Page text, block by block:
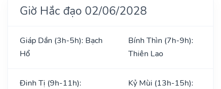
Giờ Hắc đạo 02/06/2028
Giáp Dần (3h-5h): Bạch
Hổ
Bính Thìn (7h-9h):
Thiên Lao
Đinh Tị (9h-11h):
Kỷ Mùi (13h-15h):